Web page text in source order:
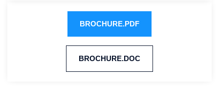
BROCHURE.PDF
BROCHURE.DOC